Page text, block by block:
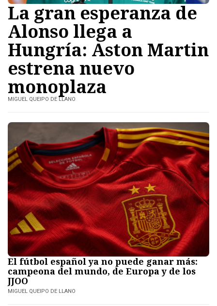
La gran esperanza de
Alonso llega a
Hungría: Aston Martin
estrena nuevo
monoplaza
MIGUEL QUEIPO DE LLANO
El fútbol español ya no puede ganar más:
campeona del mundo, de Europa y de los
JJOO
MIGUEL QUEIPO DE LLANO